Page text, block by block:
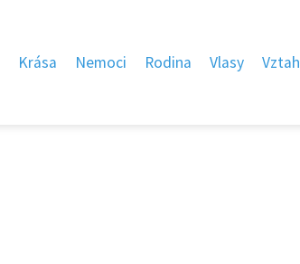
Krása Nemoci Rodina Vlasy